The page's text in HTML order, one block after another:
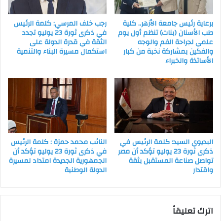
برعاية رئيس جامعة الأزهر.. كلية
طب الأسنان (بنات) تنظم أول يوم
علمي لجراحة الفم والوجه
والفكين بمشاركة نخبة من كبار
الأساتذة والخبراء
رجب خلف المرسي: كلمة الرئيس
في ذكرى ثورة 23 يوليو تجدد
الثقة في قدرة الدولة على
استكمال مسيرة البناء والتنمية
البديوي السيد: كلمة الرئيس في
ذكرى ثورة 23 يوليو تؤكد أن مصر
تواصل صناعة المستقبل بثقة
واقتدار
النائب محمد حمزة : كلمة الرئيس
في ذكرى ثورة 23 يوليو تؤكد أن
الجمهورية الجديدة امتداد لمسيرة
الدولة الوطنية
اترك تعليقاً